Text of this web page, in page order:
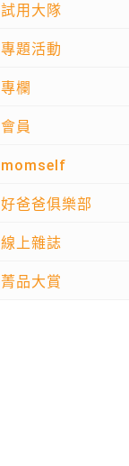
試用大隊
專題活動
專欄
會員
momself
好爸爸俱樂部
線上雜誌
菁品大賞